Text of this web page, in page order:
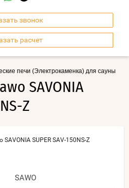
звонок
расчет
печи (Электрокаменка) для сауны
SAVONIA
Z
SAWO